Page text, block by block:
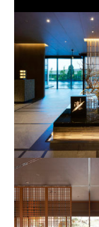
日本料理『濱』